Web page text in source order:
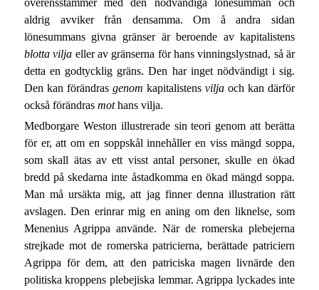
aldrig avviker från densamma. Om å andra sidan
lönesummans givna gränser är beroende av kapitalistens
blotta vilja eller av gränserna för hans vinningslystnad, så är
detta en godtycklig gräns. Den har inget nödvändigt i sig.
Den kan förändras genom kapitalistensvilja och kan därför
också förändras mothans vilja.
Medborgare Weston illustrerade sin teori genom att berätta
för er, att om en soppskål innehåller en viss mängd soppa,
som skall ätas av ett visst antal personer, skulle en ökad
bredd på skedarna inte åstadkomma en ökad mängd soppa.
Man må ursäkta mig, att jag finner denna illustration rätt
avslagen. Den erinrar mig en aning om den liknelse, som
Menenius Agrippa använde. När de romerska plebejerna
strejkade mot de romerska patricierna, berättade patriciern
Agrippa för dem, att den patriciska magen livnärde den
politiska kroppens plebejiska lemmar. Agrippa lyckades inte